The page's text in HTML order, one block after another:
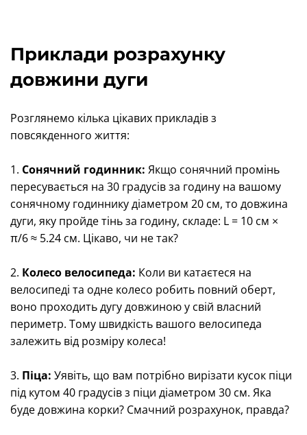
Приклади розрахунку
довжини дуги
Розглянемо кілька цікавих прикладів з
повсякденного життя:
1. Сонячний годинник: Якщо сонячний промінь
пересувається на 30 градусів за годину на вашому
сонячному годиннику діаметром 20 см, то довжина
дуги, яку пройде тінь за годину, складе: L = 10 см ×
π/6 ≈ 5.24 см. Цікаво, чи не так?
2. Колесо велосипеда: Коли ви катаєтеся на
велосипеді та одне колесо робить повний оберт,
воно проходить дугу довжиною у свій власний
периметр. Тому швидкість вашого велосипеда
залежить від розміру колеса!
3. Піца: Уявіть, що вам потрібно вирізати кусок піци
під кутом 40 градусів з піци діаметром 30 см. Яка
буде довжина корки? Смачний розрахунок, правда?